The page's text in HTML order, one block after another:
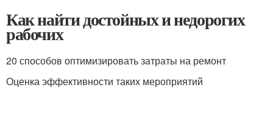
Как найти достойных и недорогих
рабочих
20 способов оптимизировать затраты на ремонт
Оценка эффективности таких мероприятий